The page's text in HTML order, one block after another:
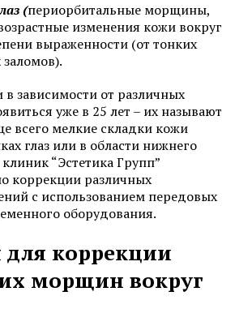
(периорбитальные морщины,
изменения кожи вокруг
выраженности (от тонких
зависимости от различных
уже в 25 лет – их называют
всего мелкие складки кожи
глаз или в области нижнего
“Эстетика Групп”
коррекции различных
с использованием передовых
оборудования.
для коррекции
морщин вокруг